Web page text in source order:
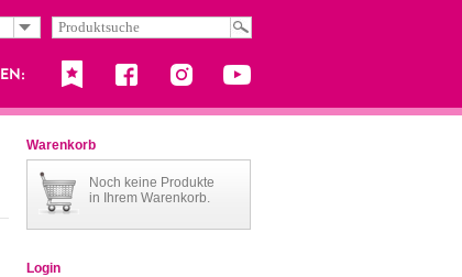
Warenkorb
Noch keine Produkte
in Ihrem Warenkorb.
Login